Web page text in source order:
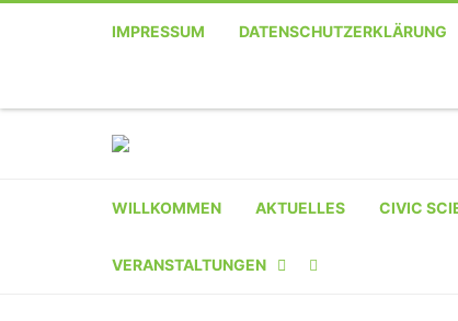
IMPRESSUM DATENSCHUTZERKLÄRUNG
WILLKOMMEN AKTUELLES CIVIC
VERANSTALTUNGEN